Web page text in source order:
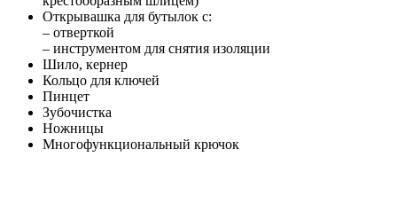
Открывашка для бутылок с:
– отверткой
– инструментом для снятия изоляции
Шило, кернер
Кольцо для ключей
Пинцет
Зубочистка
Ножницы
Многофункциональный крючок